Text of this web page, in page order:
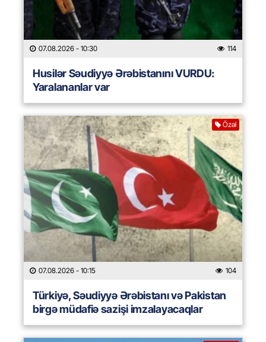
07.08.2026 - 10:30 114
Husilər Səudiyyə Ərəbistanını VURDU:
Yaralananlar var
Özəl
07.08.2026 - 10:15 104
Türkiyə, Səudiyyə Ərəbistanı və Pakistan
birgə müdafiə sazişi imzalayacaqlar